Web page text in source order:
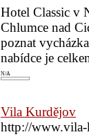
Hotel Classic v
Chlumce nad
poznat
nabídce je
N/A
Vila Kurdějov
http://